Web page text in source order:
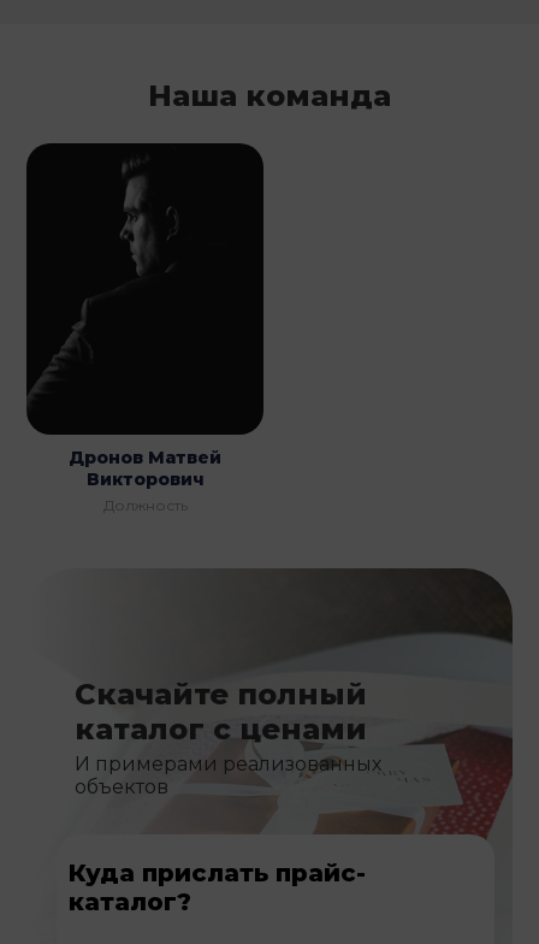
Наша команда
Дронов Матвей
Викторович
Должность
Скачайте полный
каталог с ценами
И примерами реализованных
объектов
Куда прислать прайс-
каталог?